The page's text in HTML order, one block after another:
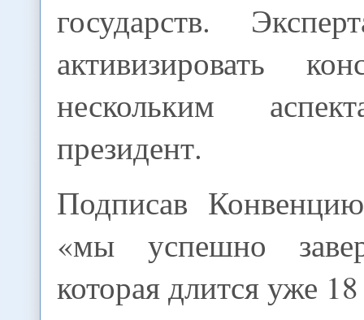
государств.
активизировать
нескольким
президент.
Подписав
«мы успешно
которая длится уже